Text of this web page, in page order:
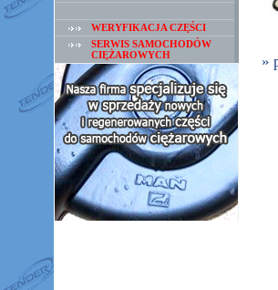
WERYFIKACJA CZĘŚCI
SERWIS SAMOCHODÓW
CIĘŻAROWYCH
»